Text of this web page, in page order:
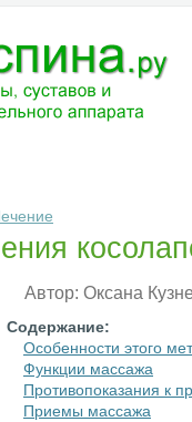
Автор: Оксана
Содержание:
Особенности этого
Функции массажа
Противопоказания к
Приемы массажа